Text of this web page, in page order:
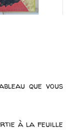
que vous
à la feuille